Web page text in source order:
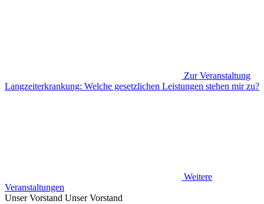
Zur Veranstaltung
Langzeiterkrankung: Welche gesetzlichen Leistungen stehen mir zu?
Weitere
Veranstaltungen
Unser Vorstand Unser Vorstand